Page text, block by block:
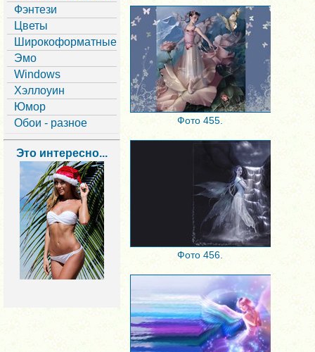
Фэнтези
Цветы
Широкоформатные
Эмо
Windows
Хэллоуин
Юмор
Обои - разное
Это интересно...
Фото 455.
Фото 456.